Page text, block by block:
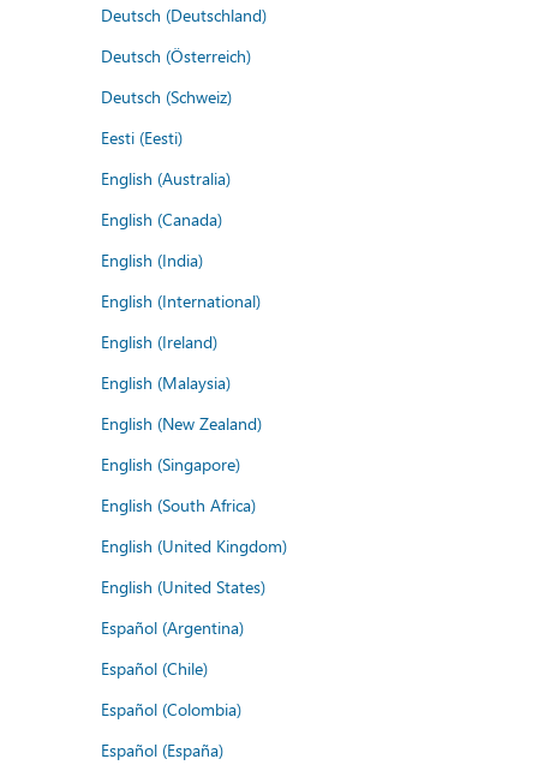
Deutsch (Deutschland)
Deutsch (Österreich)
Deutsch (Schweiz)
Eesti (Eesti)
English (Australia)
English (Canada)
English (India)
English (International)
English (Ireland)
English (Malaysia)
English (New Zealand)
English (Singapore)
English (South Africa)
English (United Kingdom)
English (United States)
Español (Argentina)
Español (Chile)
Español (Colombia)
Español (España)